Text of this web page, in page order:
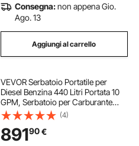
Consegna:non appena Gio.
Ago. 13
Aggiungi al carrello
VEVOR Serbatoio Portatile per
Diesel Benzina 440 Litri Portata 10
GPM, Serbatoio per Carburante
Diesel con Pompa di Trasferimento
Elettrica da 12 V, Tubo Flessibile,
Trasporto del Carburante, Rosso
(4)
89190€